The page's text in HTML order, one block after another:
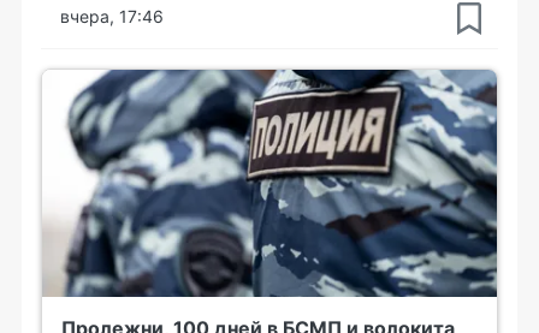
вчера, 17:46
Пролежни, 100 дней в БСМП и волокита